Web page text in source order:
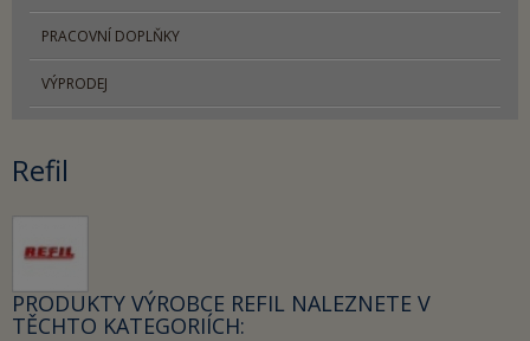
PRACOVNÍ DOPLŇKY
VÝPRODEJ
Refil
PRODUKTY VÝROBCE REFIL NALEZNETE V
TĚCHTO KATEGORIÍCH: